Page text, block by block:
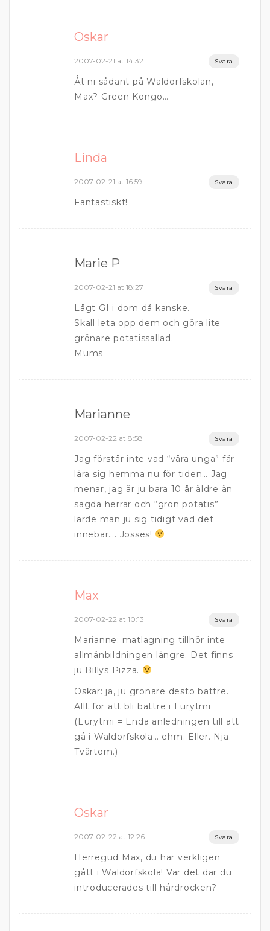
Oskar
2007-02-21 at 14:32 Svara
Åt ni sådant på Waldorfskolan,
Max? Green Kongo…
Linda
2007-02-21 at 16:59 Svara
Fantastiskt!
Marie P
2007-02-21 at 18:27 Svara
Lågt GI i dom då kanske.
Skall leta opp dem och göra lite
grönare potatissallad.
Mums
Marianne
2007-02-22 at 8:58 Svara
Jag förstår inte vad “våra unga” får
lära sig hemma nu för tiden… Jag
menar, jag är ju bara 10 år äldre än
sagda herrar och “grön potatis”
lärde man ju sig tidigt vad det
innebar…. Jösses!
Max
2007-02-22 at 10:13 Svara
Marianne: matlagning tillhör inte
allmänbildningen längre. Det finns
ju Billys Pizza.
Oskar: ja, ju grönare desto bättre.
Allt för att bli bättre i Eurytmi
(Eurytmi = Enda anledningen till att
gå i Waldorfskola… ehm. Eller. Nja.
Tvärtom.)
Oskar
2007-02-22 at 12:26 Svara
Herregud Max, du har verkligen
gått i Waldorfskola! Var det där du
introducerades till hårdrocken?